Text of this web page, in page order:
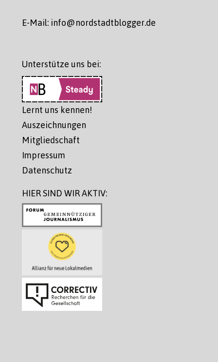
E-Mail: info@nordstadtblogger.de
Unterstütze uns bei:
Lernt uns kennen!
Auszeichnungen
Mitgliedschaft
Impressum
Datenschutz
HIER SIND WIR AKTIV: